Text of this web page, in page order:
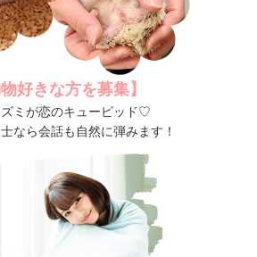
物好きな方を募集】
ミが恋のキューピッド♡
なら会話も自然に弾みます！